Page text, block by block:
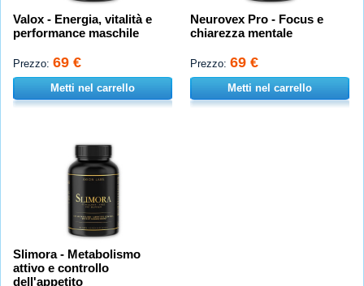
Valox - Energia, vitalità e
performance maschile
Prezzo: 69 €
Metti nel carrello
Neurovex Pro - Focus e
chiarezza mentale
Prezzo: 69 €
Metti nel carrello
Slimora - Metabolismo
attivo e controllo
dell'appetito